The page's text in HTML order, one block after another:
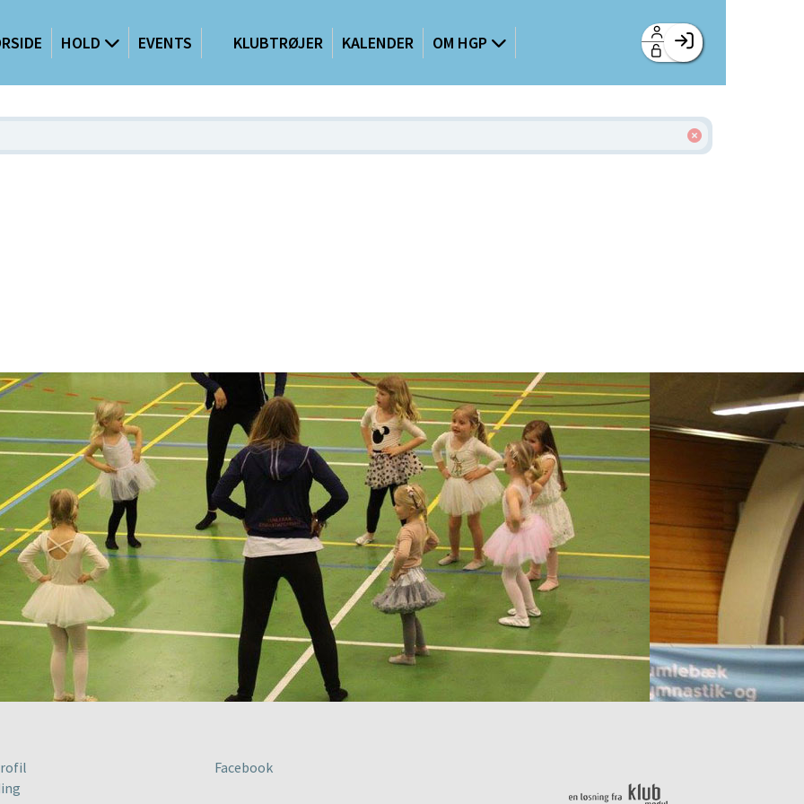
HOLD EVENTS KLUBTRØJER KALENDER OM HGP
Glemt password
Log ind
Facebook